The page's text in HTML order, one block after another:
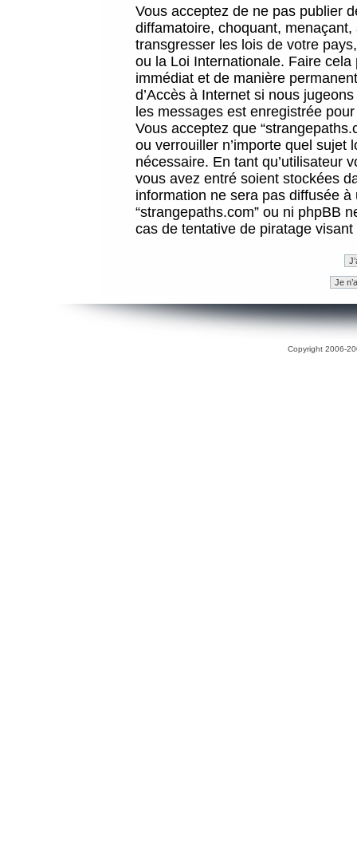
Vous acceptez de ne pas publier
diffamatoire, choquant,
transgresser les lois de votre
ou la Loi Internationale. Faire
immédiat et de manière
d’Accès à Internet si nous
les messages est enregistrée
Vous acceptez que
ou verrouiller n’importe quel sujet
nécessaire. En tant qu’utilisateur
vous avez entré soient stockées
information ne sera pas diffusée
“strangepaths.com” ou ni phpBB
cas de tentative de piratage
Copyright 2006-